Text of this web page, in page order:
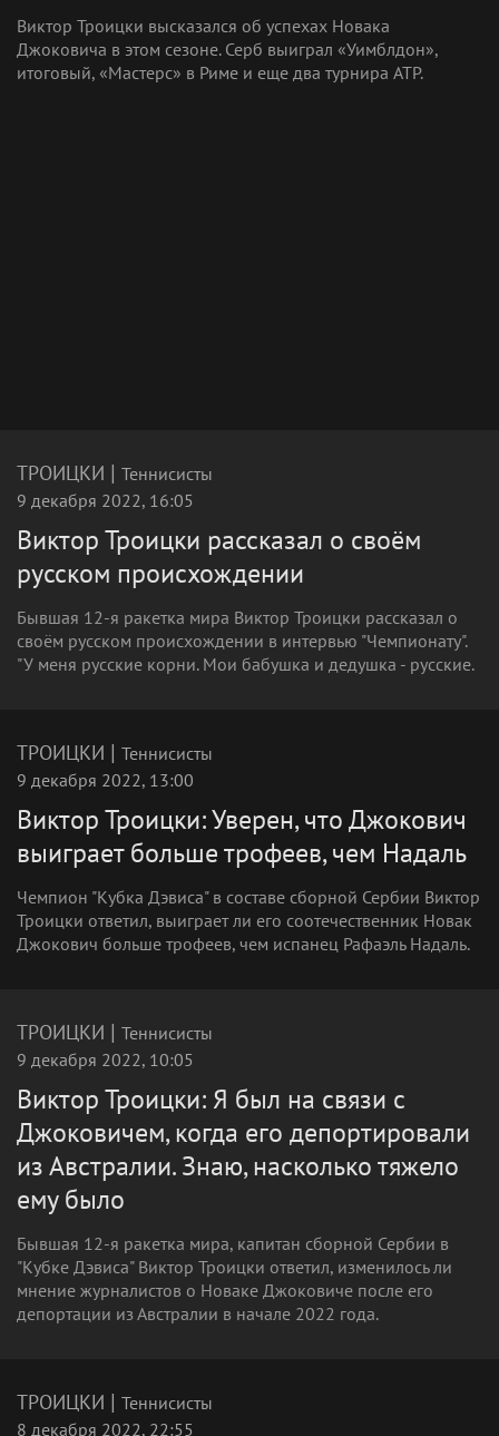
Виктор Троицки высказался об успехах Новака
Джоковича в этом сезоне. Серб выиграл «Уимблдон»,
итоговый, «Мастерс» в Риме и еще два турнира ATP.
ТРОИЦКИ | Теннисисты
9 декабря 2022, 16:05
Виктор Троицки рассказал о своём
русском происхождении
Бывшая 12-я ракетка мира Виктор Троицки рассказал о
своём русском происхождении в интервью "Чемпионату".
"У меня русские корни. Мои бабушка и дедушка - русские.
ТРОИЦКИ | Теннисисты
9 декабря 2022, 13:00
Виктор Троицки: Уверен, что Джокович
выиграет больше трофеев, чем Надаль
Чемпион "Кубка Дэвиса" в составе сборной Сербии Виктор
Троицки ответил, выиграет ли его соотечественник Новак
Джокович больше трофеев, чем испанец Рафаэль Надаль.
ТРОИЦКИ | Теннисисты
9 декабря 2022, 10:05
Виктор Троицки: Я был на связи с
Джоковичем, когда его депортировали
из Австралии. Знаю, насколько тяжело
ему было
Бывшая 12-я ракетка мира, капитан сборной Сербии в
"Кубке Дэвиса" Виктор Троицки ответил, изменилось ли
мнение журналистов о Новаке Джоковиче после его
депортации из Австралии в начале 2022 года.
ТРОИЦКИ | Теннисисты
8 декабря 2022, 22:55